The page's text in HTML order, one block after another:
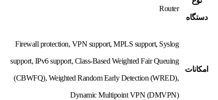
دستگاه
Router
امکانات
Firewall protection, VPN support, MPLS support, Syslog
support, IPv6 support, Class-Based Weighted Fair Queuing
(CBWFQ), Weighted Random Early Detection (WRED),
Dynamic Multipoint VPN (DMVPN)